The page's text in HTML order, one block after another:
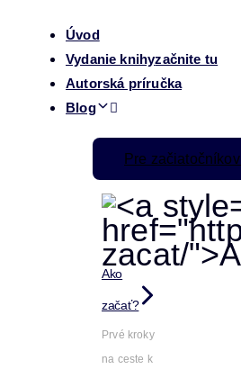
Úvod
Vydanie knihyzačnite tu
Autorská príručka
Blog
Pre začiatočníkov
Ako
začať?
Prvé kroky
na ceste k